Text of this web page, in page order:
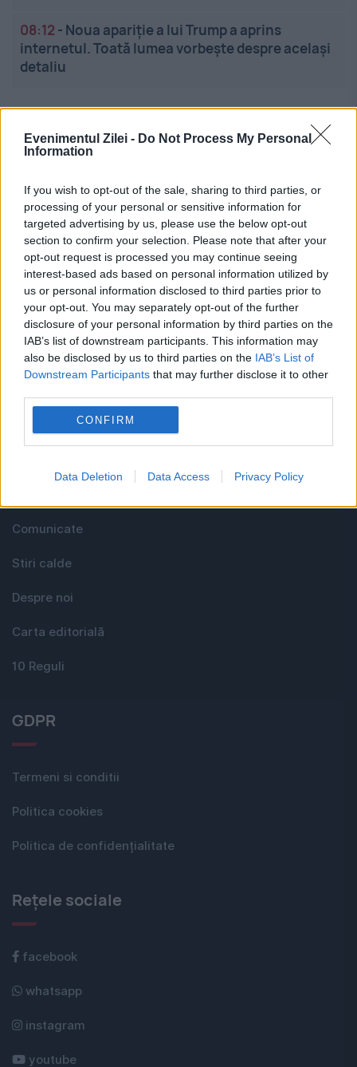
Evenimentul Zilei - Do Not Process My Personal
Information
If you wish to opt-out of the sale, sharing to third parties, or
processing of your personal or sensitive information for
targeted advertising by us, please use the below opt-out
section to confirm your selection. Please note that after your
opt-out request is processed you may continue seeing
interest-based ads based on personal information utilized by
us or personal information disclosed to third parties prior to
your opt-out. You may separately opt-out of the further
disclosure of your personal information by third parties on the
IAB’s list of downstream participants. This information may
also be disclosed by us to third parties on the IAB’s List of
Downstream Participants that may further disclose it to other
CONFIRM
Data Deletion Data Access Privacy Policy
08:12 - Noua apariție a lui Trump a aprins
internetul. Toată lumea vorbește despre același
detaliu
Cel mai bun portal de stiri!
Evenimentul Zilei este o publicație multimedia, dedicată
celor care apreciază știrile corecte, obiective și
relevante din toate domeniile de activitate
Linkuri utile
Utile
Comunicate
Stiri calde
Despre noi
Carta editorială
10 Reguli
GDPR
Termeni si conditii
Politica cookies
Politica de confidențialitate
Rețele sociale
facebook
whatsapp
instagram
youtube